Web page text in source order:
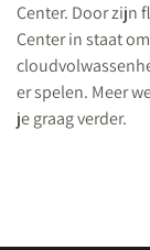
Center. Door zijn
Center in staat
er spelen. Meer
je graag verder.